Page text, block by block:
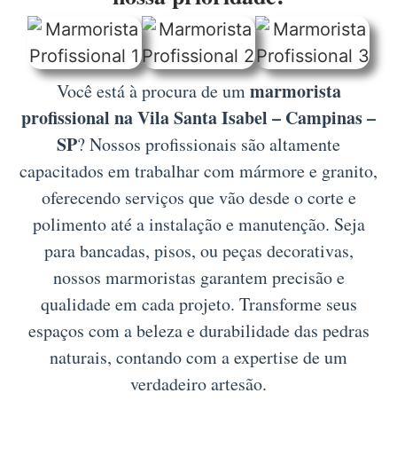
Você está à procura de ummarmorista
profissional na Vila Santa Isabel – Campinas –
SP? Nossos profissionais são altamente
capacitados em trabalhar com mármore e granito,
oferecendo serviços que vão desde o corte e
polimento até a instalação e manutenção. Seja
para bancadas, pisos, ou peças decorativas,
nossos marmoristas garantem precisão e
qualidade em cada projeto. Transforme seus
espaços com a beleza e durabilidade das pedras
naturais, contando com a expertise de um
verdadeiro artesão.